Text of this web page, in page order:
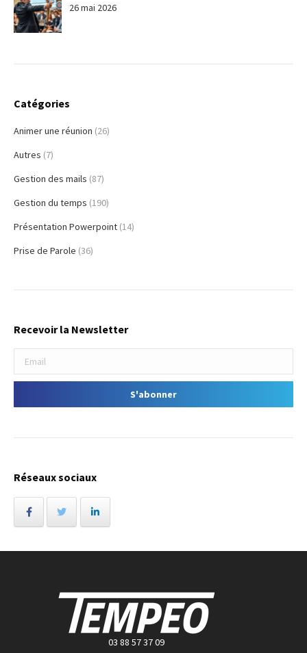
26 mai 2026
Catégories
Animer une réunion (26)
Autres (7)
Gestion des mails (87)
Gestion du temps (190)
Présentation Powerpoint (14)
Prise de Parole (36)
Recevoir la Newsletter
Réseaux sociaux
03 88 57 37 09